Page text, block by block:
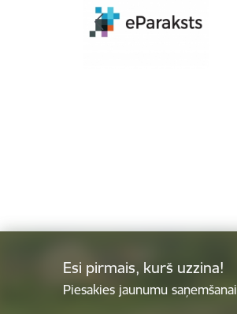
Esi pirmais, kurš uzzina!
Piesakies jaunumu